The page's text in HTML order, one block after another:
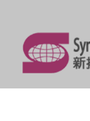
[原廠公告] SPA-300H...